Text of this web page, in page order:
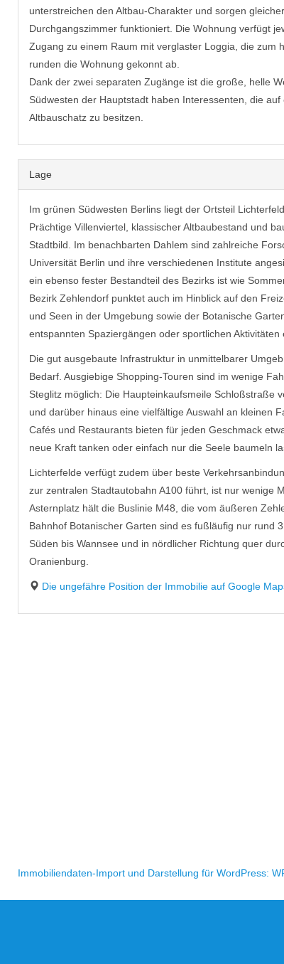
unterstreichen den Altbau-Charakter und sorgen
Durchgangszimmer funktioniert. Die Wohnung verfügt
Zugang zu einem Raum mit verglaster Loggia, die zum
runden die Wohnung gekonnt ab.
Dank der zwei separaten Zugänge ist die große, helle
Südwesten der Hauptstadt haben Interessenten, die
Altbauschatz zu besitzen.
Lage
Im grünen Südwesten Berlins liegt der Ortsteil
Prächtige Villenviertel, klassischer Altbaubestand und
Stadtbild. Im benachbarten Dahlem sind zahlreiche
Universität Berlin und ihre verschiedenen Institute
ein ebenso fester Bestandteil des Bezirks ist wie
Bezirk Zehlendorf punktet auch im Hinblick auf den
und Seen in der Umgebung sowie der Botanische
entspannten Spaziergängen oder sportlichen Aktivitäten
Die gut ausgebaute Infrastruktur in unmittelbarer
Bedarf. Ausgiebige Shopping-Touren sind im wenige
Steglitz möglich: Die Haupteinkaufsmeile Schloßstraße
und darüber hinaus eine vielfältige Auswahl an kleinen
Cafés und Restaurants bieten für jeden Geschmack
neue Kraft tanken oder einfach nur die Seele baumeln
Lichterfelde verfügt zudem über beste
zur zentralen Stadtautobahn A100 führt, ist nur wenige
Asternplatz hält die Buslinie M48, die vom äußeren
Bahnhof Botanischer Garten sind es fußläufig nur rund
Süden bis Wannsee und in nördlicher Richtung quer
Oranienburg.
Die ungefähre Position der Immobilie auf Google
Immobiliendaten-Import und Darstellung für WordPress: